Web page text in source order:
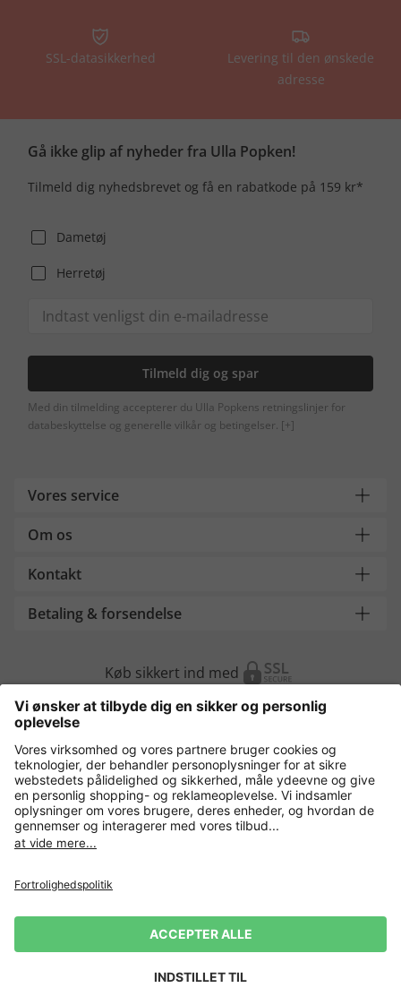
SSL-datasikkerhed
Levering til den ønskede
adresse
Gå ikke glip af nyheder fra Ulla Popken!
Tilmeld dig nyhedsbrevet og få en rabatkode på 159 kr*
Dametøj
Herretøj
Tilmeld dig og spar
Med din tilmelding accepterer du Ulla Popkens retningslinjer for
databeskyttelse og generelle vilkår og betingelser. [+]
Vores service
Om os
Kontakt
Betaling & forsendelse
Køb sikkert ind med
Flere webshops
Danmark
Gør brug af fortrydelsesret
Virksomhedsinformation
Cookie-indstillinger